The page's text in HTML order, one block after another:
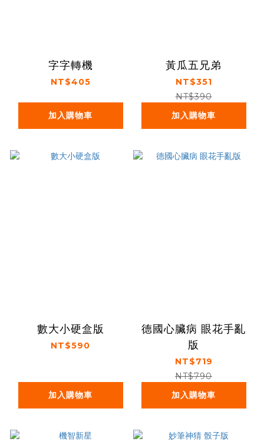
字字轉機
NT$405
加入購物車
黃瓜五兄弟
NT$351
NT$390
加入購物車
數大小硬盒版
NT$590
加入購物車
德國心臟病 眼花手亂
版
NT$719
NT$790
加入購物車